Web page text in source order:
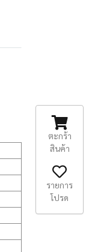
ตะกร้า
สินค้า
รายการ
โปรด